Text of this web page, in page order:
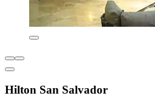
Hilton San Salvador